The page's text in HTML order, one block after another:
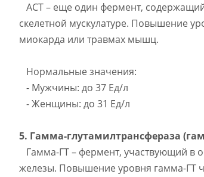
АСТ – еще один фермент,
скелетной мускулатуре. Повышение
миокарда или травмах мышц.
Нормальные значения:
- Мужчины: до 37 Ед/л
- Женщины: до 31 Ед/л
5. Гамма-глутамилтрансфераза
Гамма-ГТ – фермент, участвующий в
железы. Повышение уровня гамма-ГТ